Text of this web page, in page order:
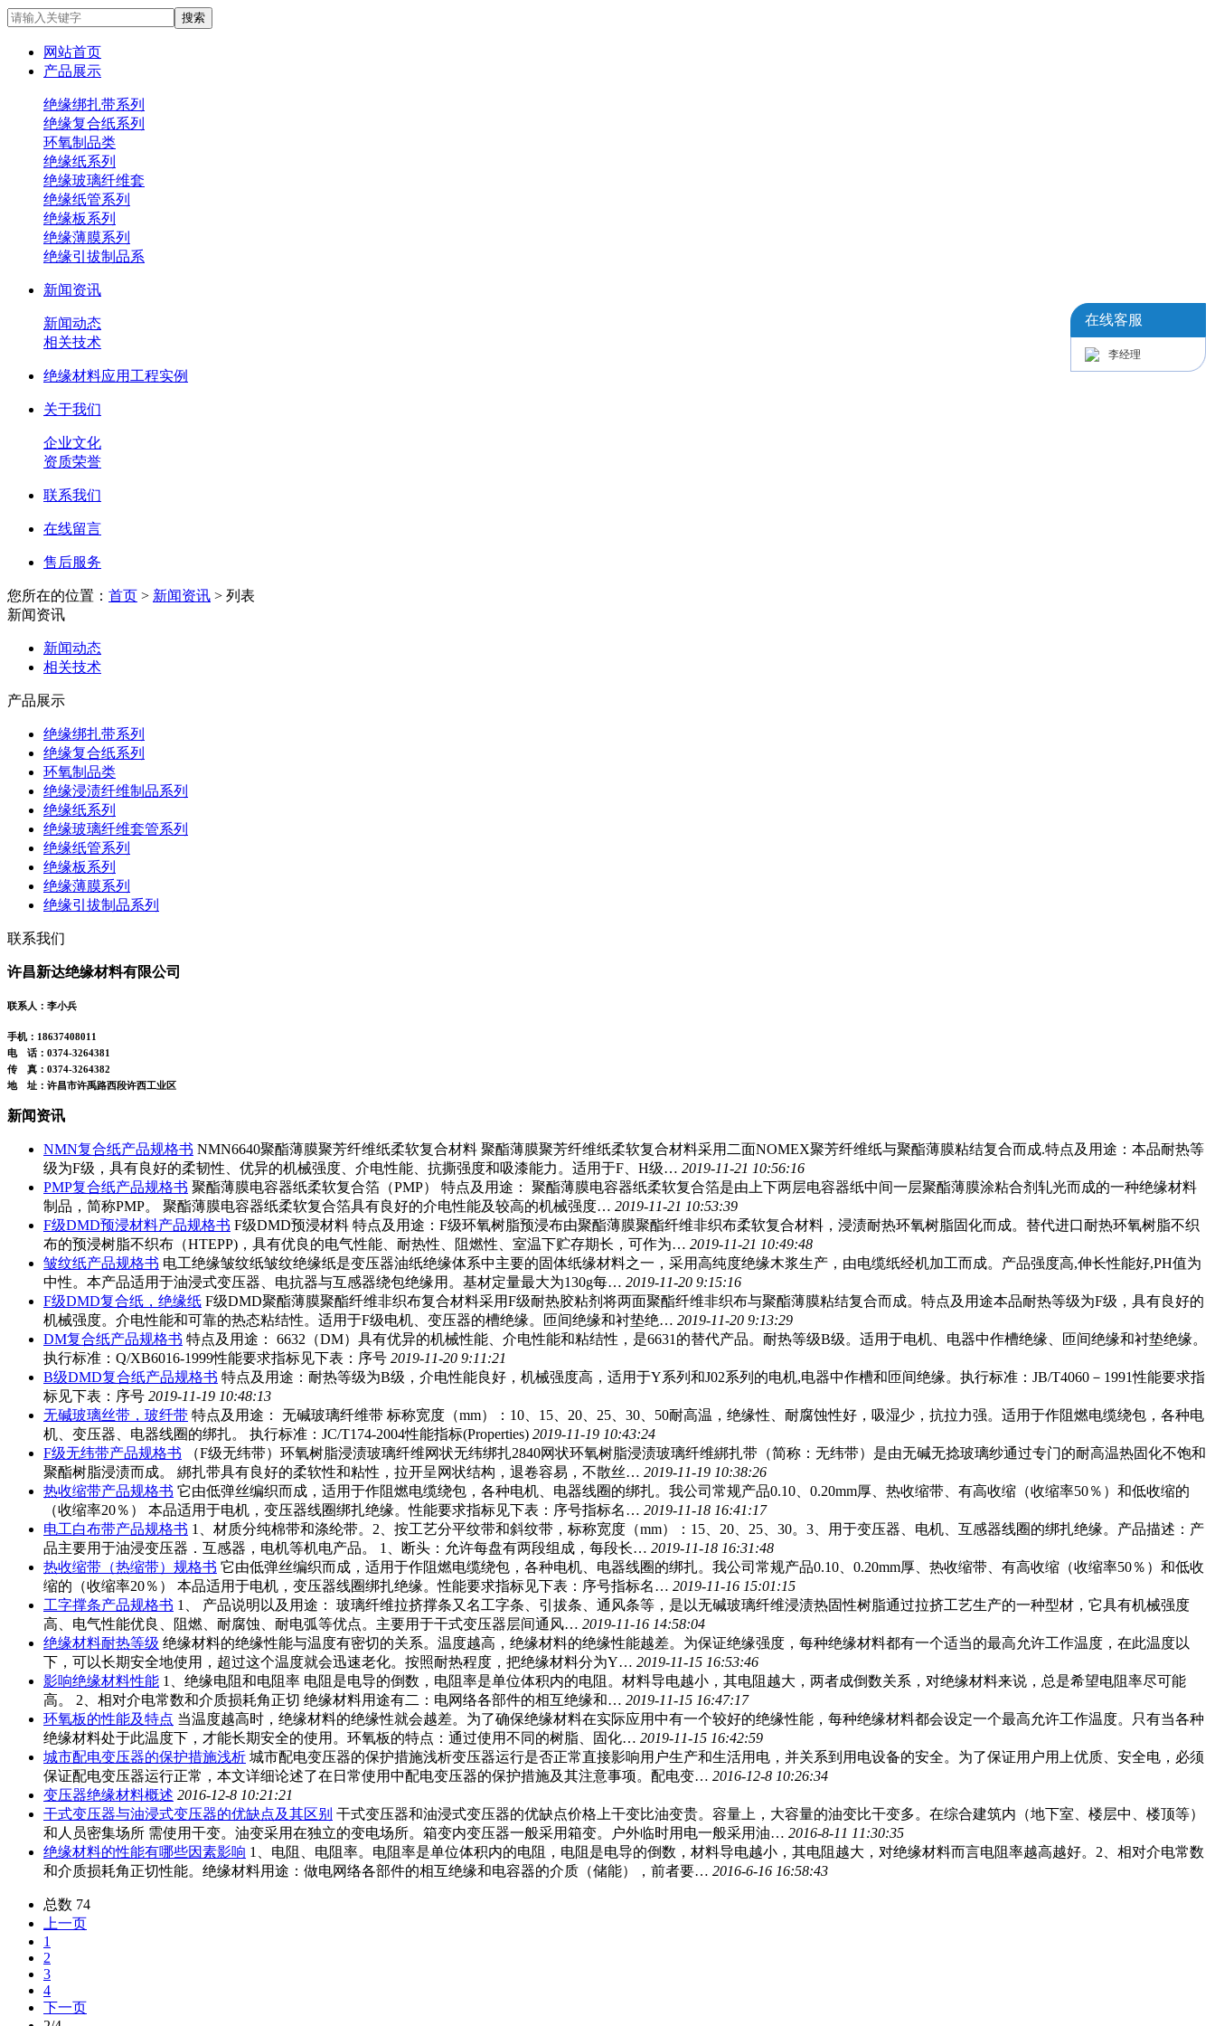
网站首页
产品展示
绝缘绑扎带系列
绝缘复合纸系列
环氧制品类
绝缘纸系列
绝缘玻璃纤维套
绝缘纸管系列
绝缘板系列
绝缘薄膜系列
绝缘引拔制品系
新闻资讯
新闻动态
相关技术
绝缘材料应用工程实例
关于我们
企业文化
资质荣誉
联系我们
在线留言
售后服务
您所在的位置： 首页 > 新闻资讯 > 列表
新闻资讯
新闻动态
相关技术
产品展示
绝缘绑扎带系列
绝缘复合纸系列
环氧制品类
绝缘浸渍纤维制品系列
绝缘纸系列
绝缘玻璃纤维套管系列
绝缘纸管系列
绝缘板系列
绝缘薄膜系列
绝缘引拔制品系列
联系我们
许昌新达绝缘材料有限公司
联系人：李小兵
手机：18637408011
电 话：0374-3264381
传 真：0374-3264382
地 址：许昌市许禹路西段许西工业区
新闻资讯
NMN复合纸产品规格书 NMN6640聚酯薄膜聚芳纤维纸柔软复合材料 聚酯薄膜聚芳纤维纸柔软复合材料采用二面NOMEX聚芳纤维纸与聚酯薄膜粘结复合而成.特点及用途：本品耐热等
级为F级，具有良好的柔韧性、优异的机械强度、介电性能、抗撕强度和吸漆能力。适用于F、H级… 2019-11-21 10:56:16
PMP复合纸产品规格书 聚酯薄膜电容器纸柔软复合箔（PMP） 特点及用途： 聚酯薄膜电容器纸柔软复合箔是由上下两层电容器纸中间一层聚酯薄膜涂粘合剂轧光而成的一种绝缘材料
制品，简称PMP。 聚酯薄膜电容器纸柔软复合箔具有良好的介电性能及较高的机械强度… 2019-11-21 10:53:39
F级DMD预浸材料产品规格书 F级DMD预浸材料 特点及用途：F级环氧树脂预浸布由聚酯薄膜聚酯纤维非织布柔软复合材料，浸渍耐热环氧树脂固化而成。替代进口耐热环氧树脂不织
布的预浸树脂不织布（HTEPP)，具有优良的电气性能、耐热性、阻燃性、室温下贮存期长，可作为… 2019-11-21 10:49:48
皱纹纸产品规格书 电工绝缘皱纹纸皱纹绝缘纸是变压器油纸绝缘体系中主要的固体纸缘材料之一，采用高纯度绝缘木浆生产，由电缆纸经机加工而成。产品强度高,伸长性能好,PH值为
中性。本产品适用于油浸式变压器、电抗器与互感器绕包绝缘用。基材定量最大为130g每… 2019-11-20 9:15:16
F级DMD复合纸，绝缘纸 F级DMD聚酯薄膜聚酯纤维非织布复合材料采用F级耐热胶粘剂将两面聚酯纤维非织布与聚酯薄膜粘结复合而成。特点及用途本品耐热等级为F级，具有良好的
机械强度。介电性能和可靠的热态粘结性。适用于F级电机、变压器的槽绝缘。匝间绝缘和衬垫绝… 2019-11-20 9:13:29
DM复合纸产品规格书 特点及用途： 6632（DM）具有优异的机械性能、介电性能和粘结性，是6631的替代产品。耐热等级B级。适用于电机、电器中作槽绝缘、匝间绝缘和衬垫绝缘。
执行标准：Q/XB6016-1999性能要求指标见下表：序号 2019-11-20 9:11:21
B级DMD复合纸产品规格书 特点及用途：耐热等级为B级，介电性能良好，机械强度高，适用于Y系列和J02系列的电机,电器中作槽和匝间绝缘。执行标准：JB/T4060－1991性能要求指
标见下表：序号 2019-11-19 10:48:13
无碱玻璃丝带，玻纤带 特点及用途： 无碱玻璃纤维带 标称宽度（mm）：10、15、20、25、30、50耐高温，绝缘性、耐腐蚀性好，吸湿少，抗拉力强。适用于作阻燃电缆绕包，各种电
机、变压器、电器线圈的绑扎。 执行标准：JC/T174-2004性能指标(Properties) 2019-11-19 10:43:24
F级无纬带产品规格书 （F级无纬带）环氧树脂浸渍玻璃纤维网状无纬绑扎2840网状环氧树脂浸渍玻璃纤维綁扎带（简称：无纬带）是由无碱无捻玻璃纱通过专门的耐高温热固化不饱和
聚酯树脂浸渍而成。 綁扎带具有良好的柔软性和粘性，拉开呈网状结构，退卷容易，不散丝… 2019-11-19 10:38:26
热收缩带产品规格书 它由低弹丝编织而成，适用于作阻燃电缆绕包，各种电机、电器线圈的绑扎。我公司常规产品0.10、0.20mm厚、热收缩带、有高收缩（收缩率50％）和低收缩的
（收缩率20％） 本品适用于电机，变压器线圈绑扎绝缘。性能要求指标见下表：序号指标名… 2019-11-18 16:41:17
电工白布带产品规格书 1、材质分纯棉带和涤纶带。2、按工艺分平纹带和斜纹带，标称宽度（mm）：15、20、25、30。3、用于变压器、电机、互感器线圈的绑扎绝缘。产品描述：产
品主要用于油浸变压器．互感器，电机等机电产品。 1、断头：允许每盘有两段组成，每段长… 2019-11-18 16:31:48
热收缩带（热缩带）规格书 它由低弹丝编织而成，适用于作阻燃电缆绕包，各种电机、电器线圈的绑扎。我公司常规产品0.10、0.20mm厚、热收缩带、有高收缩（收缩率50％）和低收
缩的（收缩率20％） 本品适用于电机，变压器线圈绑扎绝缘。性能要求指标见下表：序号指标名… 2019-11-16 15:01:15
工字撑条产品规格书 1、 产品说明以及用途： 玻璃纤维拉挤撑条又名工字条、引拔条、通风条等，是以无碱玻璃纤维浸渍热固性树脂通过拉挤工艺生产的一种型材，它具有机械强度
高、电气性能优良、阻燃、耐腐蚀、耐电弧等优点。主要用于干式变压器层间通风… 2019-11-16 14:58:04
绝缘材料耐热等级 绝缘材料的绝缘性能与温度有密切的关系。温度越高，绝缘材料的绝缘性能越差。为保证绝缘强度，每种绝缘材料都有一个适当的最高允许工作温度，在此温度以
下，可以长期安全地使用，超过这个温度就会迅速老化。按照耐热程度，把绝缘材料分为Y… 2019-11-15 16:53:46
影响绝缘材料性能 1、绝缘电阻和电阻率 电阻是电导的倒数，电阻率是单位体积内的电阻。材料导电越小，其电阻越大，两者成倒数关系，对绝缘材料来说，总是希望电阻率尽可能
高。 2、相对介电常数和介质损耗角正切 绝缘材料用途有二：电网络各部件的相互绝缘和… 2019-11-15 16:47:17
环氧板的性能及特点 当温度越高时，绝缘材料的绝缘性就会越差。为了确保绝缘材料在实际应用中有一个较好的绝缘性能，每种绝缘材料都会设定一个最高允许工作温度。只有当各种
绝缘材料处于此温度下，才能长期安全的使用。环氧板的特点：通过使用不同的树脂、固化… 2019-11-15 16:42:59
城市配电变压器的保护措施浅析 城市配电变压器的保护措施浅析变压器运行是否正常直接影响用户生产和生活用电，并关系到用电设备的安全。为了保证用户用上优质、安全电，必须
保证配电变压器运行正常，本文详细论述了在日常使用中配电变压器的保护措施及其注意事项。配电变… 2016-12-8 10:26:34
变压器绝缘材料概述 2016-12-8 10:21:21
干式变压器与油浸式变压器的优缺点及其区别 干式变压器和油浸式变压器的优缺点价格上干变比油变贵。容量上，大容量的油变比干变多。在综合建筑内（地下室、楼层中、楼顶等）
和人员密集场所 需使用干变。油变采用在独立的变电场所。箱变内变压器一般采用箱变。户外临时用电一般采用油… 2016-8-11 11:30:35
绝缘材料的性能有哪些因素影响 1、电阻、电阻率。电阻率是单位体积内的电阻，电阻是电导的倒数，材料导电越小，其电阻越大，对绝缘材料而言电阻率越高越好。2、相对介电常数
和介质损耗角正切性能。绝缘材料用途：做电网络各部件的相互绝缘和电容器的介质（储能），前者要… 2016-6-16 16:58:43
总数 74
上一页
1
2
3
4
下一页
在线客服
李经理